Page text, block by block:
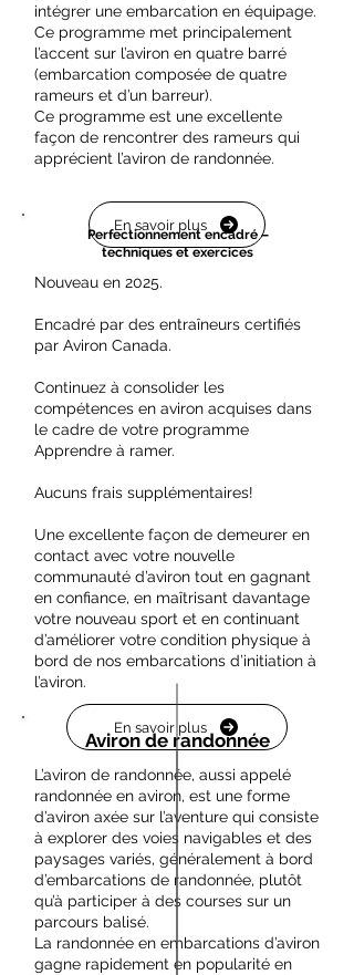
intégrer une embarcation en équipage.
Ce programme met principalement
l’accent sur l’aviron en quatre barré
(embarcation composée de quatre
rameurs et d’un barreur).
Ce programme est une excellente
façon de rencontrer des rameurs qui
apprécient l’aviron de randonnée.
En savoir plus
Perfectionnement encadré –
techniques et exercices
Nouveau en 2025.
Encadré par des entraîneurs certifiés
par Aviron Canada.
Continuez à consolider les
compétences en aviron acquises dans
le cadre de votre programme
Apprendre à ramer.
Aucuns frais supplémentaires!
Une excellente façon de demeurer en
contact avec votre nouvelle
communauté d’aviron tout en gagnant
en confiance, en maîtrisant davantage
votre nouveau sport et en continuant
d’améliorer votre condition physique à
bord de nos embarcations d’initiation à
l’aviron.
En savoir plus
Aviron de randonnée
L’aviron de randonnée, aussi appelé
randonnée en aviron, est une forme
d’aviron axée sur l’aventure qui consiste
à explorer des voies navigables et des
paysages variés, généralement à bord
d’embarcations de randonnée, plutôt
qu’à participer à des courses sur un
parcours balisé.
La randonnée en embarcations d’aviron
gagne rapidement en popularité en